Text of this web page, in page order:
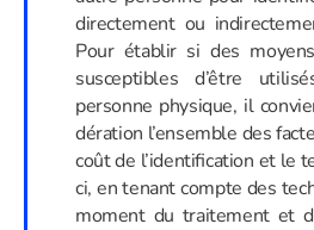
direc­te­ment ou
Pour établir si des
suscep­tibles d’être
personne physique, il
dé­ra­tion l’ensemble des
coût de l’identification et le
ci, en tenant compte des
moment du trai­te­ment et